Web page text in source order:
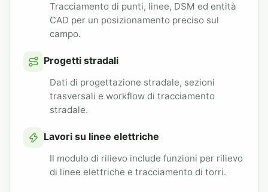
Tracciamento di punti, linee, DSM ed entità
CAD per un posizionamento preciso sul
campo.
Progetti stradali
Dati di progettazione stradale, sezioni
trasversali e workflow di tracciamento
stradale.
Lavori su linee elettriche
Il modulo di rilievo include funzioni per rilievo
di linee elettriche e tracciamento di torri.